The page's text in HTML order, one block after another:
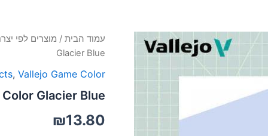
עמוד הבית / מוצרים לפי
Glacier Blue
, Vallejo Game Color
Color Glacier Blue
₪13.80
כמות
Color
Blue